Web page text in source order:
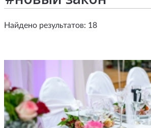
Найдено результатов: 18